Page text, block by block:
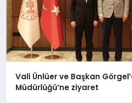
Vali Ünlüer ve Başkan
Müdürlüğü’ne ziyaret